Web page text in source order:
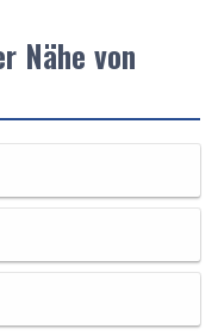
Nähe von